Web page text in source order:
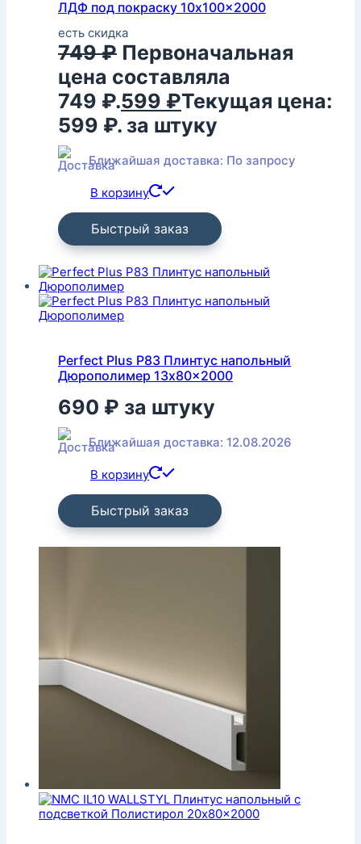
ЛДФ под покраску 10x100x2000
есть скидка
749₽ Первоначальная
цена составляла
749 ₽.599 ₽Текущая цена:
599 ₽. за штуку
Ближайшая доставка: По запросу
В корзину
Быстрый заказ
Perfect Plus P83 Плинтус напольный
Дюрополимер 13x80x2000
690 ₽ за штуку
Ближайшая доставка: 12.08.2026
В корзину
Быстрый заказ